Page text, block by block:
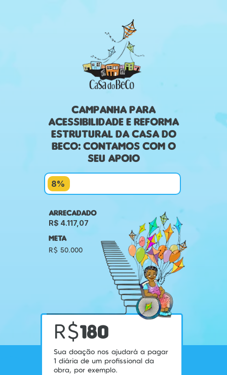
Sua doação nos ajudará a pagar
1 diária de um profissional da
obra, por exemplo.
R$180
CAMPANHA PARA
ACESSIBILIDADE E REFORMA
ESTRUTURAL DA CASA DO
BECO: CONTAMOS COM O
SEU APOIO
ARRECADADO
R$ 50.000
META